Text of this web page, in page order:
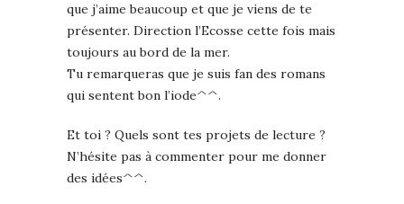
que j’aime beaucoup et que je viens de te
présenter. Direction l’Ecosse cette fois mais
toujours au bord de la mer.
Tu remarqueras que je suis fan des romans
qui sentent bon l’iode^^.
Et toi ? Quels sont tes projets de lecture ?
N’hésite pas à commenter pour me donner
des idées^^.